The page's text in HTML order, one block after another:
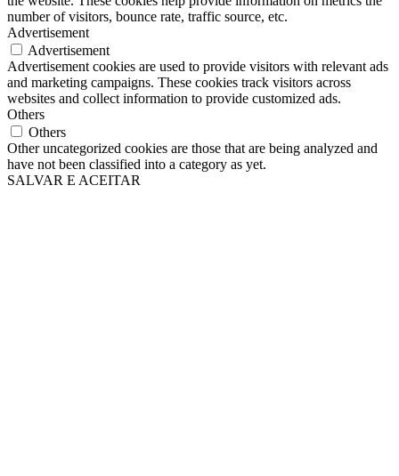
number of visitors, bounce rate, traffic source, etc.
Advertisement
Advertisement
Advertisement cookies are used to provide visitors with relevant ads
and marketing campaigns. These cookies track visitors across
websites and collect information to provide customized ads.
Others
Others
Other uncategorized cookies are those that are being analyzed and
have not been classified into a category as yet.
SALVAR E ACEITAR